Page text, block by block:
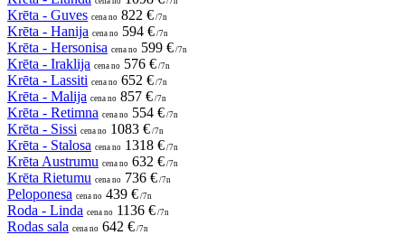
Krēta - Guves cena no 822 € /7n
Krēta - Hanija cena no 594 € /7n
Krēta - Hersonisa cena no 599 € /7n
Krēta - Iraklija cena no 576 € /7n
Krēta - Lassiti cena no 652 € /7n
Krēta - Malija cena no 857 € /7n
Krēta - Retimna cena no 554 € /7n
Krēta - Sissi cena no 1083 € /7n
Krēta - Stalosa cena no 1318 € /7n
Krēta Austrumu cena no 632 € /7n
Krēta Rietumu cena no 736 € /7n
Peloponesa cena no 439 € /7n
Roda - Linda cena no 1136 € /7n
Rodas sala cena no 642 € /7n